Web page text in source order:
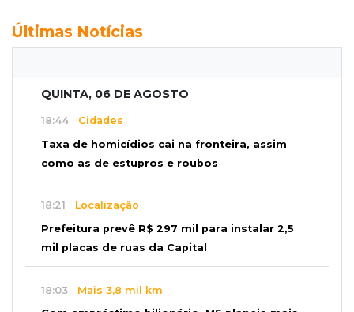
Últimas Notícias
QUINTA, 06 DE AGOSTO
18:44 Cidades
Taxa de homicídios cai na fronteira, assim
como as de estupros e roubos
18:21 Localização
Prefeitura prevê R$ 297 mil para instalar 2,5
mil placas de ruas da Capital
18:03 Mais 3,8 mil km